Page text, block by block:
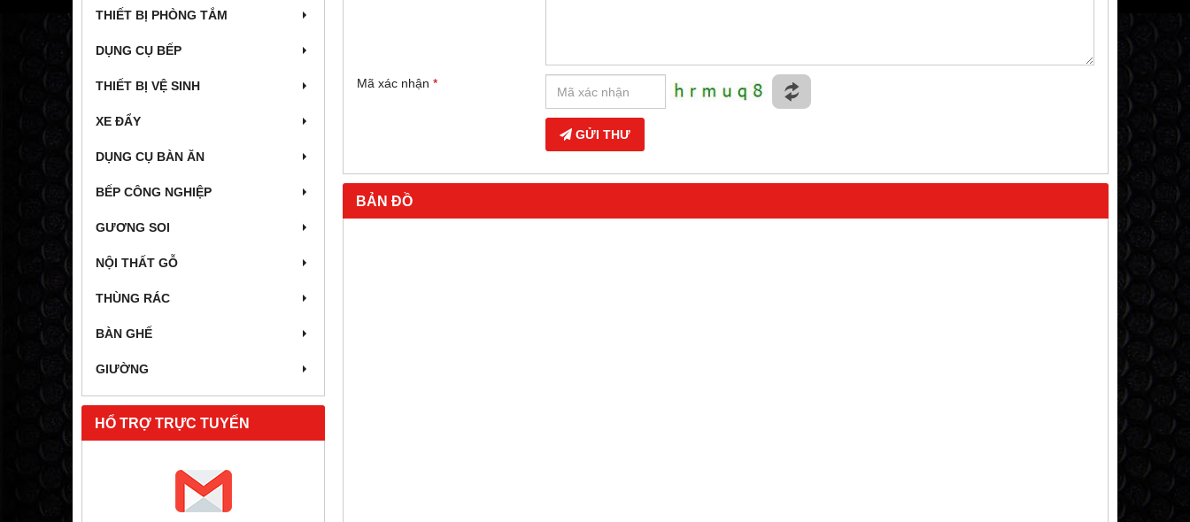
THIẾT BỊ PHÒNG TẮM
DỤNG CỤ BẾP
THIẾT BỊ VỆ SINH
XE ĐẨY
DỤNG CỤ BÀN ĂN
BẾP CÔNG NGHIỆP
GƯƠNG SOI
NỘI THẤT GỖ
THÙNG RÁC
BÀN GHẾ
GIƯỜNG
HỔ TRỢ TRỰC TUYẾN
Mã xác nhận *
GỬI THƯ
BẢN ĐỒ